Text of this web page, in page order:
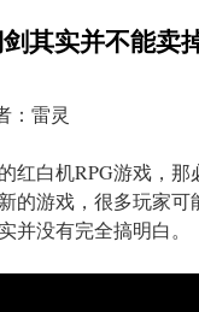
其实并不能卖
：雷灵
红白机RPG游戏，那
的游戏，很多玩家可
并没有完全搞明白。